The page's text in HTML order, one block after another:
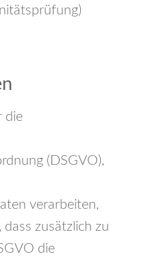
die
(DSGVO),
verarbeiten,
zusätzlich zu
die